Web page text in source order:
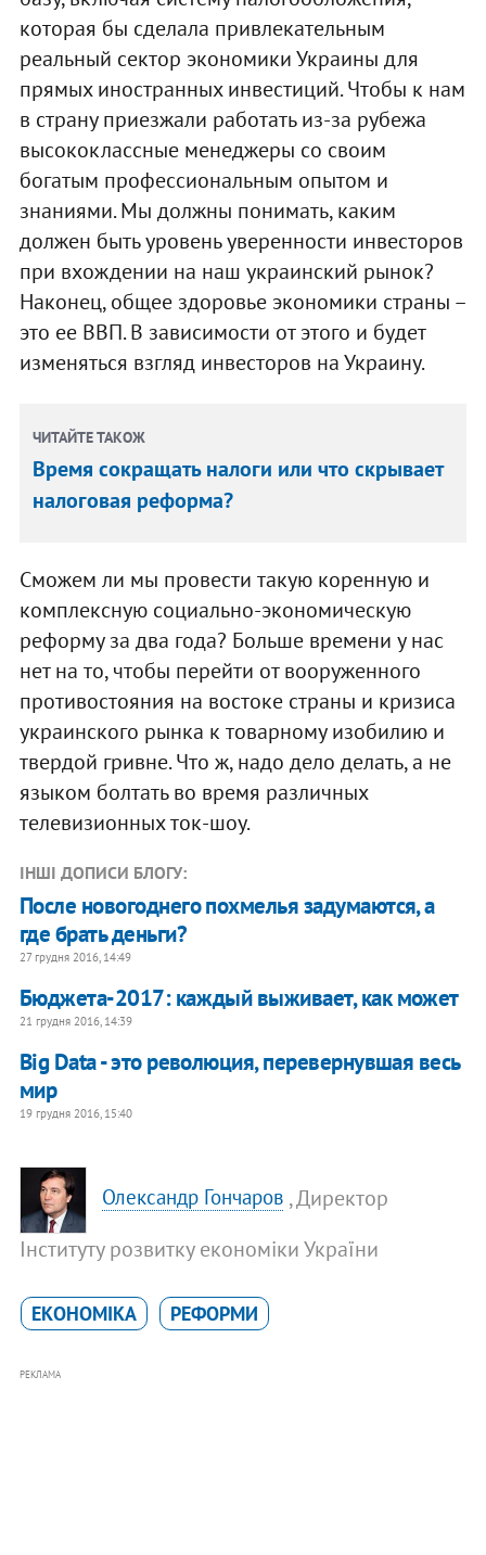
которая бы сделала привлекательным
реальный сектор экономики Украины для
прямых иностранных инвестиций. Чтобы к нам
в страну приезжали работать из-за рубежа
высококлассные менеджеры со своим
богатым профессиональным опытом и
знаниями. Мы должны понимать, каким
должен быть уровень уверенности инвесторов
при вхождении на наш украинский рынок?
Наконец, общее здоровье экономики страны –
это ее ВВП. В зависимости от этого и будет
изменяться взгляд инвесторов на Украину.
ЧИТАЙТЕ ТАКОЖ
Время сокращать налоги или что скрывает
налоговая реформа?
Сможем ли мы провести такую коренную и
комплексную социально-экономическую
реформу за два года? Больше времени у нас
нет на то, чтобы перейти от вооруженного
противостояния на востоке страны и кризиса
украинского рынка к товарному изобилию и
твердой гривне. Что ж, надо дело делать, а не
языком болтать во время различных
телевизионных ток-шоу.
ІНШІ ДОПИСИ БЛОГУ:
После новогоднего похмелья задумаются, а
где брать деньги?
27 грудня 2016, 14:49
Бюджета-2017: каждый выживает, как может
21 грудня 2016, 14:39
Big Data - это революция, перевернувшая весь
мир
19 грудня 2016, 15:40
Олександр Гончаров , Директор
Інституту розвитку економіки України
ЕКОНОМІКА РЕФОРМИ
РЕКЛАМА